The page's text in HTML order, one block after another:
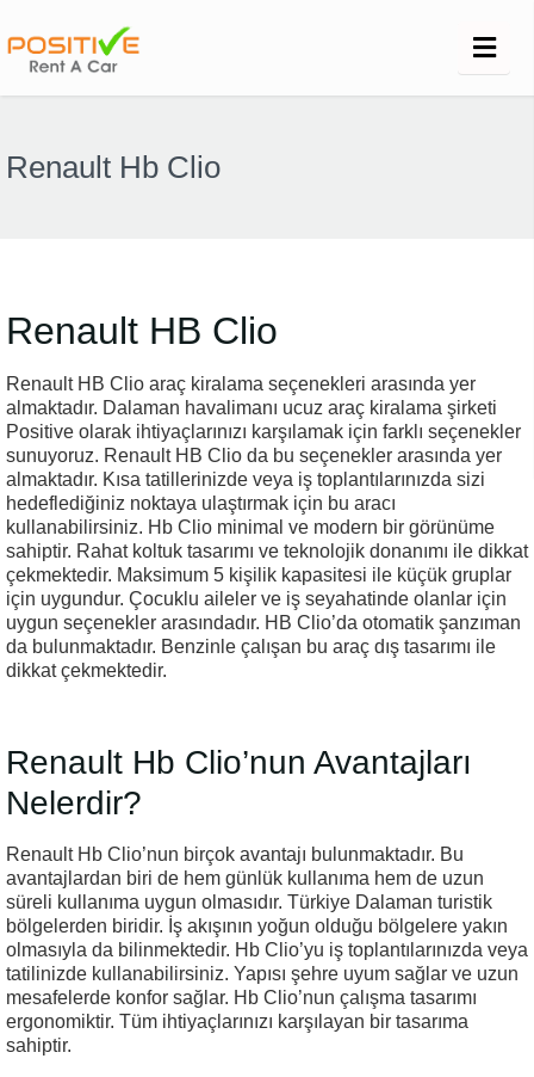
Renault Hb Clio
Renault HB Clio
Renault HB Clio araç kiralama seçenekleri arasında yer
almaktadır. Dalaman havalimanı ucuz araç kiralama şirketi
Positive olarak ihtiyaçlarınızı karşılamak için farklı seçenekler
sunuyoruz. Renault HB Clio da bu seçenekler arasında yer
almaktadır. Kısa tatillerinizde veya iş toplantılarınızda sizi
hedeflediğiniz noktaya ulaştırmak için bu aracı
kullanabilirsiniz. Hb Clio minimal ve modern bir görünüme
sahiptir. Rahat koltuk tasarımı ve teknolojik donanımı ile dikkat
çekmektedir. Maksimum 5 kişilik kapasitesi ile küçük gruplar
için uygundur. Çocuklu aileler ve iş seyahatinde olanlar için
uygun seçenekler arasındadır. HB Clio’da otomatik şanzıman
da bulunmaktadır. Benzinle çalışan bu araç dış tasarımı ile
dikkat çekmektedir.
Renault Hb Clio’nun Avantajları
Nelerdir?
Renault Hb Clio’nun birçok avantajı bulunmaktadır. Bu
avantajlardan biri de hem günlük kullanıma hem de uzun
süreli kullanıma uygun olmasıdır. Türkiye Dalaman turistik
bölgelerden biridir. İş akışının yoğun olduğu bölgelere yakın
olmasıyla da bilinmektedir. Hb Clio’yu iş toplantılarınızda veya
tatilinizde kullanabilirsiniz. Yapısı şehre uyum sağlar ve uzun
mesafelerde konfor sağlar. Hb Clio’nun çalışma tasarımı
ergonomiktir. Tüm ihtiyaçlarınızı karşılayan bir tasarıma
sahiptir.